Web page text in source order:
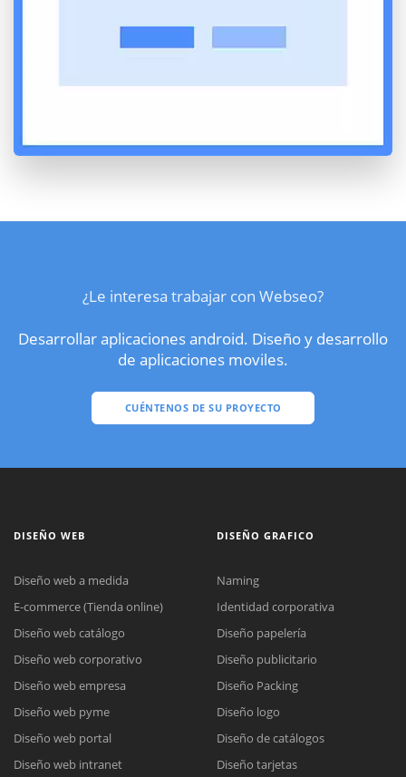
¿Le interesa trabajar con Webseo?
Desarrollar aplicaciones android. Diseño y desarrollo
de aplicaciones moviles.
CUÉNTENOS DE SU PROYECTO
DISEÑO WEB
Diseño web a medida
E-commerce (Tienda online)
Diseño web catálogo
Diseño web corporativo
Diseño web empresa
Diseño web pyme
Diseño web portal
Diseño web intranet
DISEÑO GRAFICO
Naming
Identidad corporativa
Diseño papelería
Diseño publicitario
Diseño Packing
Diseño logo
Diseño de catálogos
Diseño tarjetas